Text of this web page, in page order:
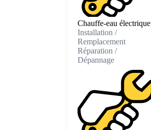
Chauffe-eau électrique
Installation /
Remplacement
Réparation /
Dépannage